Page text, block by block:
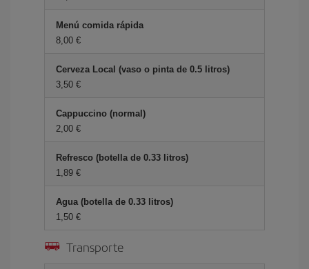
Menú comida rápida
8,00 €
Cerveza Local (vaso o pinta de 0.5 litros)
3,50 €
Cappuccino (normal)
2,00 €
Refresco (botella de 0.33 litros)
1,89 €
Agua (botella de 0.33 litros)
1,50 €
Transporte